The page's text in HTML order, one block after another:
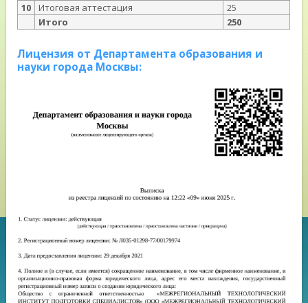
10 Итоговая аттестация
25
Итого
250
Лицензия от Департамента образования и
науки города Москвы: